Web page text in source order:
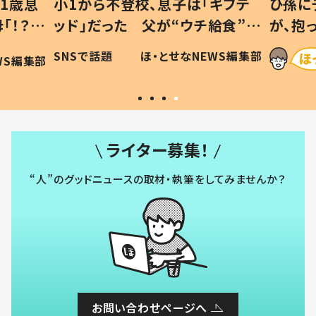
？」
編集部
ッド」だった 父が“ウチ給食”を
作り続ける理由とは #令和の親
#令和の子
SNSで話題 ほ・とせなNEWS編集部
が、
「涙が
い」
ライター募集！
“人”のグッドニュースの取材・執筆をしてみませんか？
お問い合わせページへ